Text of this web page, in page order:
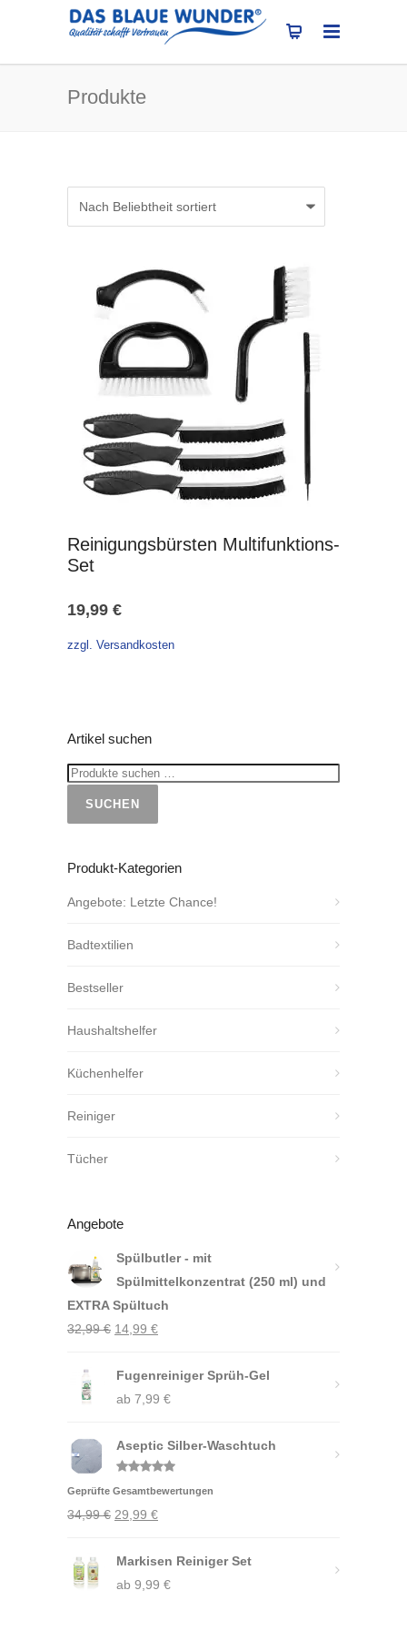
Produkte
Reinigungsbürsten Multifunktions-
Set
19,99 €
zzgl. Versandkosten
Artikel suchen
SUCHEN
Produkt-Kategorien
Angebote: Letzte Chance!
Badtextilien
Bestseller
Haushaltshelfer
Küchenhelfer
Reiniger
Tücher
Angebote
Spülbutler - mit
Spülmittelkonzentrat (250 ml) und
EXTRA Spültuch
32,99€ Ursprünglicher
war:
32,99 €
14,99 €Aktueller
ist:
14,99 €.
Fugenreiniger Sprüh-Gel
ab 7,99 €
Aseptic Silber-Waschtuch
Bewertet
mit5.00
von 5
Geprüfte Gesamtbewertungen
34,99€ Ursprünglicher
war:
34,99 €
29,99 €Aktueller
ist:
29,99 €.
Markisen Reiniger Set
ab 9,99 €